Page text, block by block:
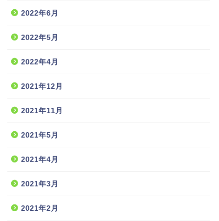
2022年6月
2022年5月
2022年4月
2021年12月
2021年11月
2021年5月
2021年4月
2021年3月
2021年2月